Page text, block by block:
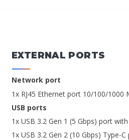
EXTERNAL PORTS
Network port
1x RJ45 Ethernet port 10/100/1000
USB ports
1x USB 3.2 Gen 1 (5 Gbps) port
1x USB 3.2 Gen 2 (10 Gbps) Type-